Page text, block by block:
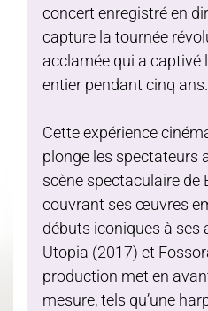
concert enregistré en
capture la tournée
acclamée qui a captivé
entier pendant cinq ans.
Cette expérience
plonge les spectateurs
scène spectaculaire de
couvrant ses œuvres
débuts iconiques à ses
Utopia (2017) et
production met en
mesure, tels qu’une